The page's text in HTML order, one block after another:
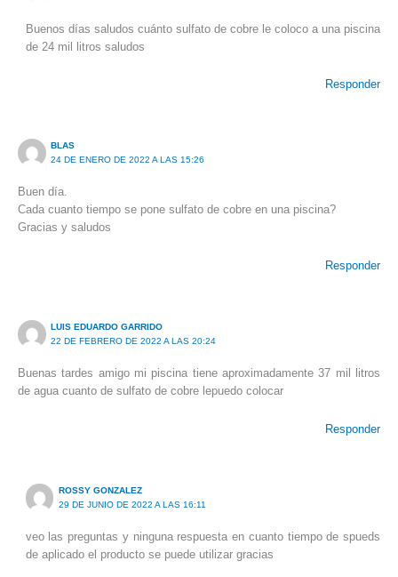
Buenos días saludos cuánto sulfato de cobre le coloco a una piscina
de 24 mil litros saludos
Responder
BLAS
24 DE ENERO DE 2022 A LAS 15:26
Buen día.
Cada cuanto tiempo se pone sulfato de cobre en una piscina?
Gracias y saludos
Responder
LUIS EDUARDO GARRIDO
22 DE FEBRERO DE 2022 A LAS 20:24
Buenas tardes amigo mi piscina tiene aproximadamente 37 mil litros
de agua cuanto de sulfato de cobre lepuedo colocar
Responder
ROSSY GONZALEZ
29 DE JUNIO DE 2022 A LAS 16:11
veo las preguntas y ninguna respuesta en cuanto tiempo de spueds
de aplicado el producto se puede utilizar gracias